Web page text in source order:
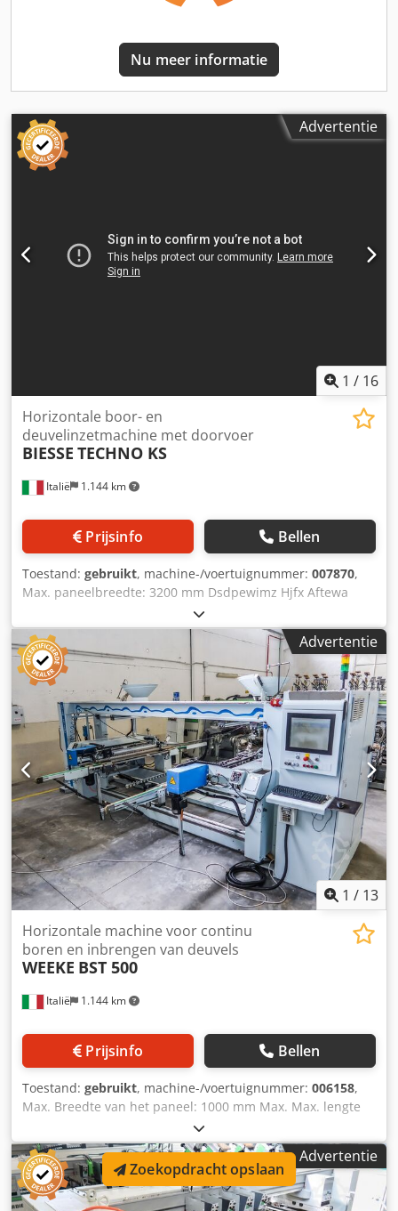
Nu meer informatie
Advertentie
1 / 16
Italië 1.144 km
Horizontale boor- en
deuvelinzetmachine met doorvoer
BIESSE TECHNO KS
Prijsinfo Bellen
Toestand: gebruikt, machine-/voertuignummer: 007870,
Max. paneelbreedte: 3200 mm Dsdpewimz Hjfx Aftewa
Max. paneellengte: 800 mm Aantal aggregaten: 2 Aantal
injectoren: 12
Advertentie
1 / 13
Italië 1.144 km
Horizontale machine voor continu
boren en inbrengen van deuvels
WEEKE BST 500
Prijsinfo Bellen
Toestand: gebruikt, machine-/voertuignummer: 006158,
Max. Breedte van het paneel: 1000 mm Max. Max. lengte
van het paneel: 2500 mm Aantal injectoren: 14
Positionering via NC-besturing: ja Dwsdpfoiwptuox Aftsa
Advertentie
Zoekopdracht opslaan